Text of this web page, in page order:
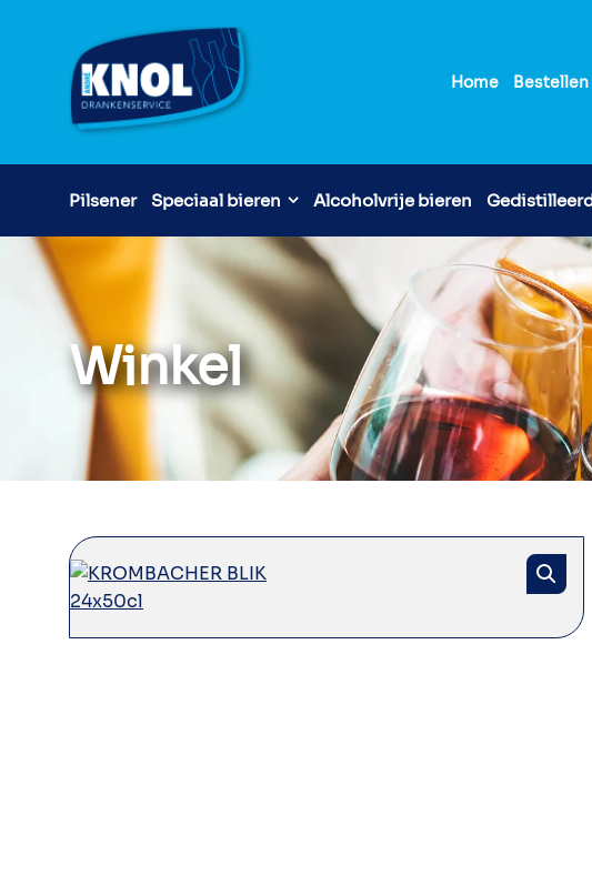
Home Bestellen
Pilsener Speciaal bieren Alcoholvrije bieren
Winkel